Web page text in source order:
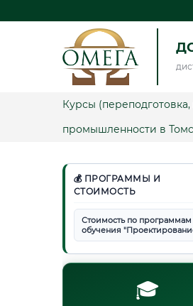
Курсы
промышленности в
💰 ПРОГРАММЫ И
СТОИМОСТЬ
Стоимость по программам
обучения
🎓